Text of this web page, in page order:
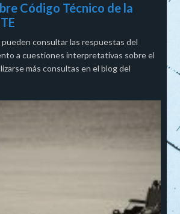
Código Técnico de la
consultar las respuestas del
a cuestiones interpretativas sobre el
más consultas en el blog del